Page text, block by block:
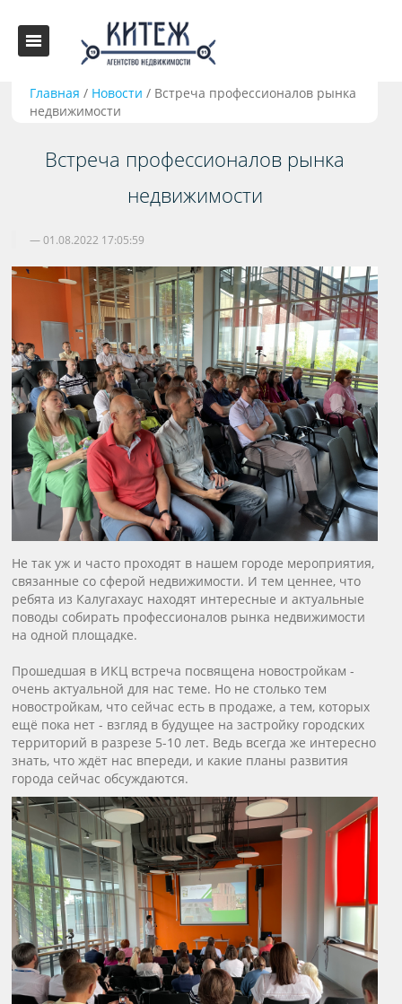
Главная / Новости / Встреча профессионалов рынка
недвижимости
Встреча профессионалов рынка
недвижимости
01.08.2022 17:05:59
Не так уж и часто проходят в нашем городе мероприятия,
связанные со сферой недвижимости. И тем ценнее, что
ребята из Калугахаус находят интересные и актуальные
поводы собирать профессионалов рынка недвижимости
на одной площадке.
Прошедшая в ИКЦ встреча посвящена новостройкам -
очень актуальной для нас теме. Но не столько тем
новостройкам, что сейчас есть в продаже, а тем, которых
ещё пока нет - взгляд в будущее на застройку городских
территорий в разрезе 5-10 лет. Ведь всегда же интересно
знать, что ждёт нас впереди, и какие планы развития
города сейчас обсуждаются.